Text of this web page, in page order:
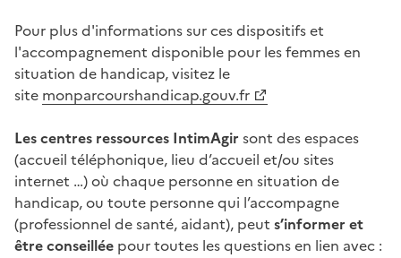
Pour plus d'informations sur ces dispositifs et
l'accompagnement disponible pour les femmes en
situation de handicap, visitez le
site monparcourshandicap.gouv.fr
Les centres ressources IntimAgir sont des espaces
(accueil téléphonique, lieu d’accueil et/ou sites
internet …) où chaque personne en situation de
handicap, ou toute personne qui l’accompagne
(professionnel de santé, aidant), peut s’informer et
être conseillée pour toutes les questions en lien avec :